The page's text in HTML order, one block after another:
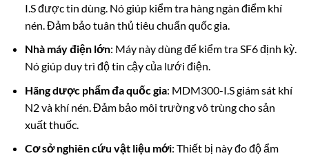
I.S được tin dùng. Nó giúp kiểm tra hàng ngàn điểm khí
nén. Đảm bảo tuân thủ tiêu chuẩn quốc gia.
Nhà máy điện lớn: Máy này dùng để kiểm tra SF6 định kỳ.
Nó giúp duy trì độ tin cậy của lưới điện.
Hãng dược phẩm đa quốc gia: MDM300-I.S giám sát khí
N2 và khí nén. Đảm bảo môi trường vô trùng cho sản
xuất thuốc.
Cơ sở nghiên cứu vật liệu mới: Thiết bị này đo độ ẩm